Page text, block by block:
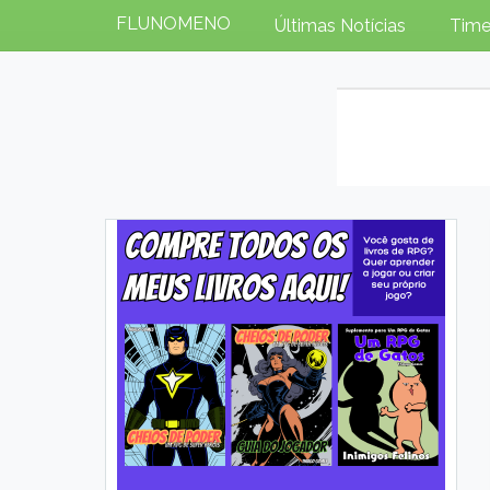
FLUNOMENO Últimas Notícias